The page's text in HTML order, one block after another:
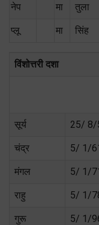
नेप मा तुला
प्लू मा सिंह
विंशोत्तरी दशा
सूर्य 25/ 8/
चंद्र 5/ 1/
मंगल 5/ 1/
राहु 5/ 1/
गुरू 5/ 1/